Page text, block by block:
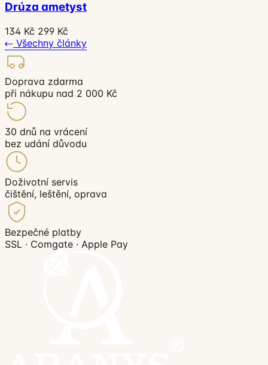
Drúza ametyst
134 Kč 299 Kč
Všechny články
Doprava zdarma
při nákupu nad 2 000 Kč
30 dnů na vrácení
bez udání důvodu
Doživotní servis
čištění, leštění, oprava
Bezpečné platby
SSL · Comgate · Apple Pay